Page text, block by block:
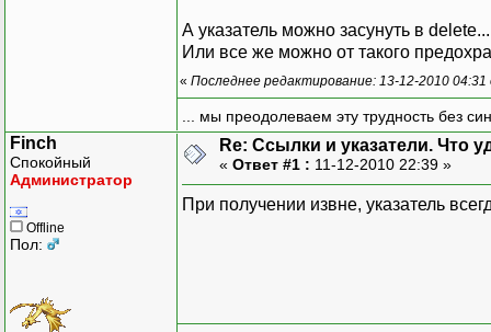
А указатель можно засунуть в delete...
Или все же можно от такого
« Последнее редактирование: 13-12-2010
... мы преодолеваем эту трудность без
Finch
Спокойный
Администратор
Offline
Пол:
Re: Ссылки и указатели. Что
« Ответ #1 : 11-12-2010 22:39 »
При получении извне, указатель